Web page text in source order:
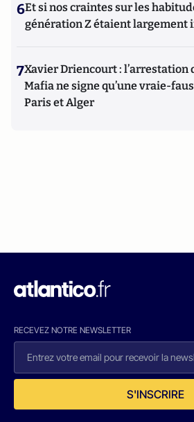
6Et si nos craintes sur les
génération Z étaient largement
7Xavier Driencourt : l’arrestation
Mafia ne signe qu’une vraie-
Paris et Alger
RECEVEZ NOTRE NEWSLETTER
S'INSCRIRE